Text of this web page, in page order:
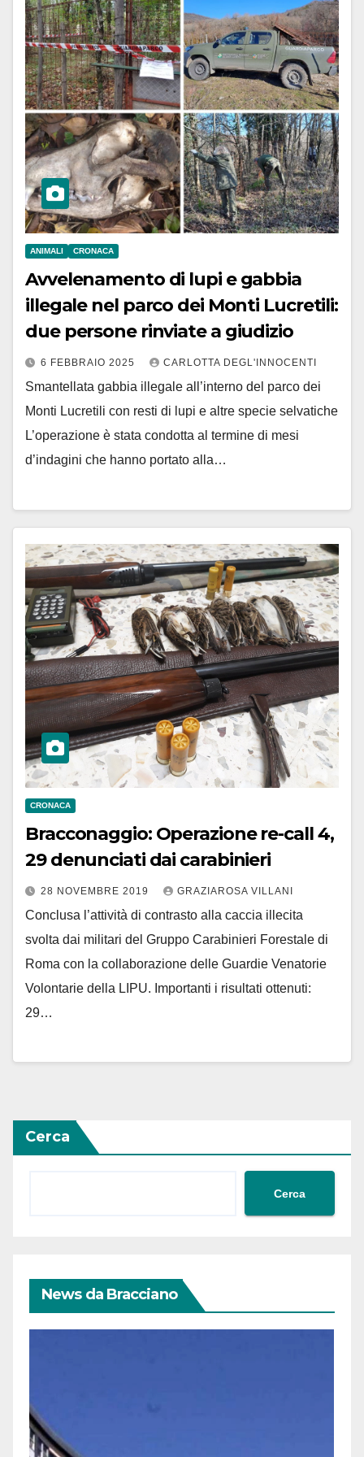
ANIMALI CRONACA
Avvelenamento di lupi e gabbia
illegale nel parco dei Monti Lucretili:
due persone rinviate a giudizio
6 FEBBRAIO 2025 CARLOTTA DEGL'INNOCENTI
Smantellata gabbia illegale all’interno del parco dei
Monti Lucretili con resti di lupi e altre specie selvatiche
L’operazione è stata condotta al termine di mesi
d’indagini che hanno portato alla…
CRONACA
Bracconaggio: Operazione re-call 4,
29 denunciati dai carabinieri
28 NOVEMBRE 2019 GRAZIAROSA VILLANI
Conclusa l’attività di contrasto alla caccia illecita
svolta dai militari del Gruppo Carabinieri Forestale di
Roma con la collaborazione delle Guardie Venatorie
Volontarie della LIPU. Importanti i risultati ottenuti:
29…
Cerca
Cerca
News da Bracciano